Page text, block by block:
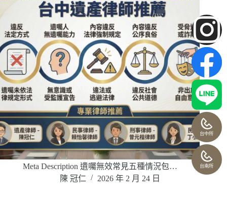
Meta Description 遺囑無效常見五種情況包…
陳 冠仁
2026 年 2 月 24 日
台中所
台南所